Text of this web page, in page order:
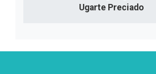
Ugarte Preciado